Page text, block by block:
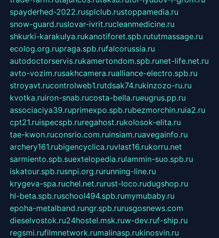
spayderhed-2022.rusplclub.rustoppamedia.ru
snow-guard.ruslovar-ivrit.rucleanmedicine.ru
shkurki-karakulya.rukanotiforet.spb.rututmassage.ru
ecolog.org.rupraga.spb.rufalcorussia.ru
autodoctorservis.rukamertondom.spb.runet-life.net.ru
avto-vozim.rusakhcamera.rualliance-electro.spb.ru
stroyavt.rucontrolweb1.rutdsak74.rukinzozo-ru.ru
kvotka.ruiron-snab.rucosta-bella.rueugrus.pp.ru
associaciya39.ruprimexpo.spb.rubezmorchin.ruia2.ru
cpt21.ruispecspb.ruregahost.rukolosok-elita.ru
tae-kwon.ruconsrio.com.ruinsiam.ruavegainfo.ru
archery161.rubigencyclica.ruvlast16.rukorru.net
sarmiento.spb.suextelopedia.rulammin-suo.spb.ru
iskatour.spb.rusnpi.org.rurunning-line.ru
krygeva-spa.ruchel.net.rurust-loco.rudugshop.ru
hl-beta.spb.ruschool494.spb.rumymubaby.ru
epoha-metalband.rungr.spb.rurusgosnews.com
dieselvostok.ru24hostel.msk.ruw-dev.ruf-ship.ru
regsmi.rufilmnetwork.rumalinasp.rukinosvin.ru